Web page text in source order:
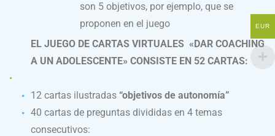
son 5 objetivos, por ejemplo, que se
proponen en el juego
EL JUEGO DE CARTAS VIRTUALES «DAR COACHING
A UN ADOLESCENTE» CONSISTE EN 52 CARTAS:
12 cartas ilustradas “objetivos de autonomía”
40 cartas de preguntas divididas en 4 temas
consecutivos:
EUR